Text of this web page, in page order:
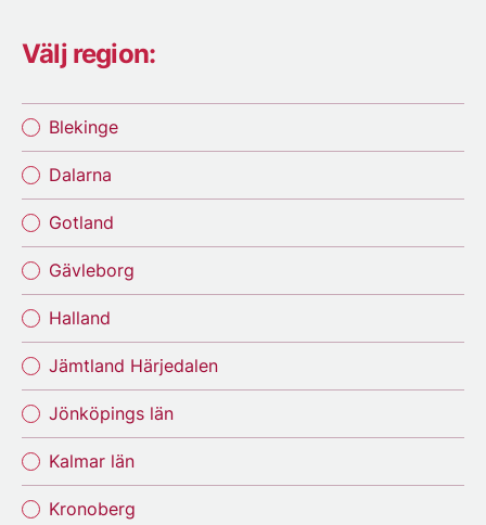
Välj region:
Blekinge
Dalarna
Gotland
Gävleborg
Halland
Jämtland Härjedalen
Jönköpings län
Kalmar län
Kronoberg